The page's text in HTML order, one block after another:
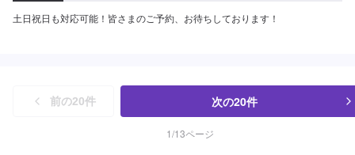
土日祝日も対応可能！皆さまのご予約、お待ちしております！
前の20件 次の20件
1/13ページ